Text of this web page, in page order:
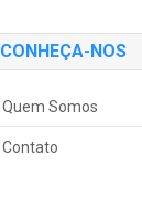
CONHEÇA-NOS
Quem Somos
Contato